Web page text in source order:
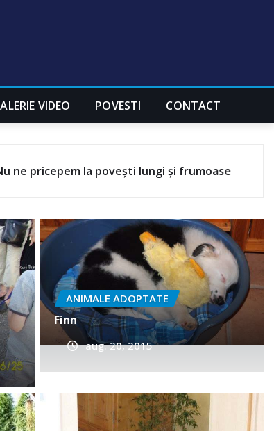
VIDEO POVESTI CONTACT
lungi și frumoase MELISSA
ANIMALE ADOPTATE
Finn
aug. 20, 2015